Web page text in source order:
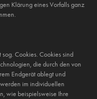
Klärung eines Vorfalls ganz
Cookies. Cookies sind
die durch den von
Endgerät ablegt und
im individuellen
wie beispielsweise Ihre